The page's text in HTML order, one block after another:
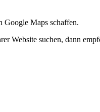
Google Maps schaffen.
Website suchen, dann